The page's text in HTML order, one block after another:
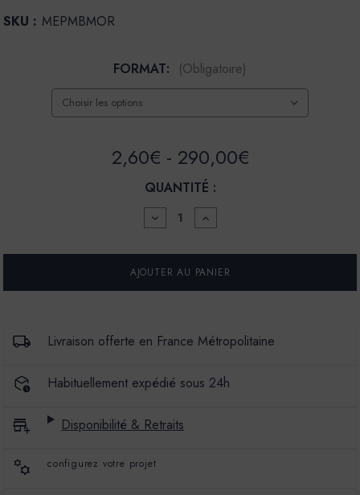
SKU : MEPMBMOR
FORMAT: (Obligatoire)
2,60€ - 290,00€
QUANTITÉ :
DIMINUER
LA
POUR
PURE
BÉTON
COULEUR
AUGMENTER
LA
POUR
PURE
BÉTON
-
COULEUR
Livraison offerte en France Métropolitaine
Habituellement expédié sous 24h
Disponibilité & Retraits
configurez votre projet